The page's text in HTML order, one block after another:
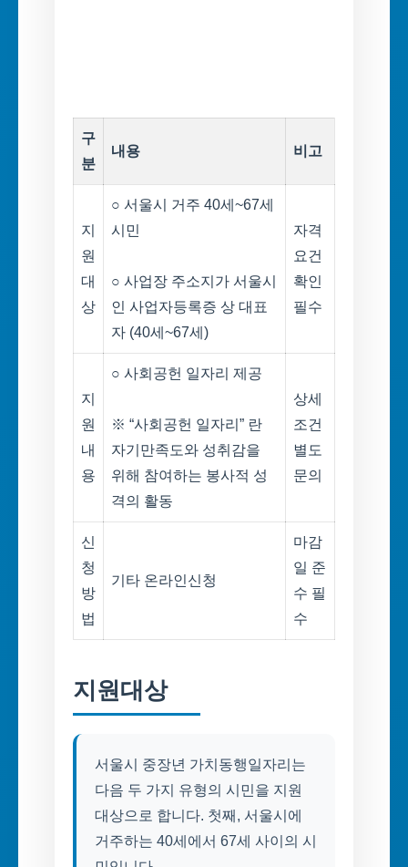
구
분
내용 비고
지
원
대
상
○ 서울시 거주 40세~67세
시민
○ 사업장 주소지가 서울시
인 사업자등록증 상 대표
자 (40세~67세)
자격
요건
확인
필수
지
원
내
용
○ 사회공헌 일자리 제공
※ “사회공헌 일자리” 란
자기만족도와 성취감을
위해 참여하는 봉사적 성
격의 활동
상세
조건
별도
문의
신
청
방
법
기타 온라인신청
마감
일 준
수 필
수
지원대상
서울시 중장년 가치동행일자리는
다음 두 가지 유형의 시민을 지원
대상으로 합니다. 첫째, 서울시에
거주하는 40세에서 67세 사이의 시